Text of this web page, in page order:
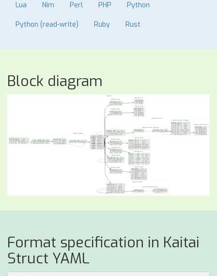
Lua Nim Perl PHP Python
Python (read-write) Ruby Rust
Block diagram
Format specification in Kaitai
Struct YAML